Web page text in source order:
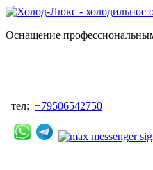
Оснащение
тел: +79506542750